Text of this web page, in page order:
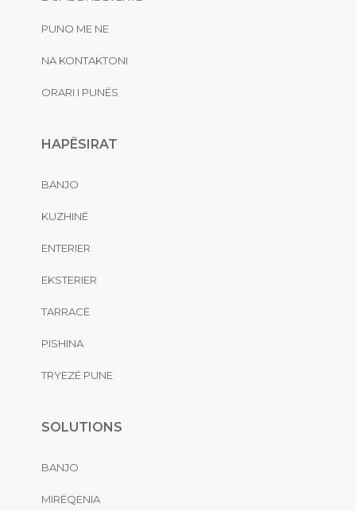
PUNO ME NE
NA KONTAKTONI
ORARI I PUNËS
HAPËSIRAT
BANJO
KUZHINË
ENTERIER
EKSTERIER
TARRACË
PISHINA
TRYEZË PUNE
SOLUTIONS
BANJO
MIRËQENIA